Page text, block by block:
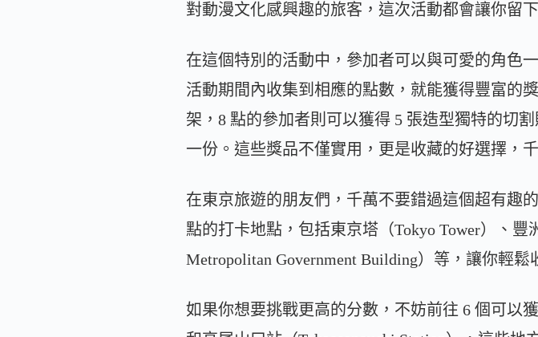
對動漫文化感興趣的旅客，這次活動都會讓你留
在這個特別的活動中，參加者可以與可愛的角色
活動期間內收集到相應的點數，就能獲得豐富的
架，8 點的參加者則可以獲得 5 張造型獨特的切
一份。這些獎品不僅實用，更是收藏的好選擇，
在東京旅遊的朋友們，千萬不要錯過這個超有趣
點的打卡地點，包括東京塔（Tokyo Tower）、
Metropolitan Government Building）等，讓你輕
如果你想要挑戰更高的分數，不妨前往 6 個可以